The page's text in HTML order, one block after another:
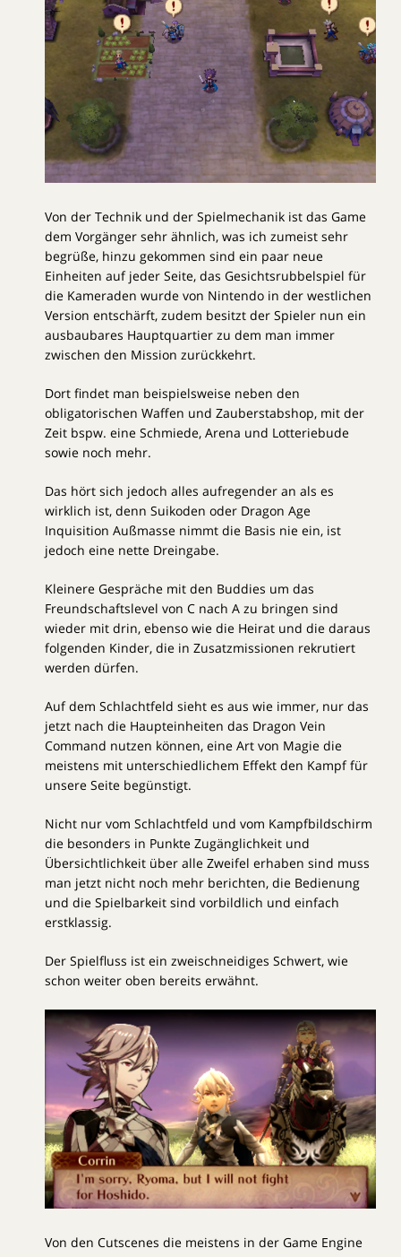
Von der Technik und der Spielmechanik ist das Game
dem Vorgänger sehr ähnlich, was ich zumeist sehr
begrüße, hinzu gekommen sind ein paar neue
Einheiten auf jeder Seite, das Gesichtsrubbelspiel für
die Kameraden wurde von Nintendo in der westlichen
Version entschärft, zudem besitzt der Spieler nun ein
ausbaubares Hauptquartier zu dem man immer
zwischen den Mission zurückkehrt.
Dort findet man beispielsweise neben den
obligatorischen Waffen und Zauberstabshop, mit der
Zeit bspw. eine Schmiede, Arena und Lotteriebude
sowie noch mehr.
Das hört sich jedoch alles aufregender an als es
wirklich ist, denn Suikoden oder Dragon Age
Inquisition Außmasse nimmt die Basis nie ein, ist
jedoch eine nette Dreingabe.
Kleinere Gespräche mit den Buddies um das
Freundschaftslevel von C nach A zu bringen sind
wieder mit drin, ebenso wie die Heirat und die daraus
folgenden Kinder, die in Zusatzmissionen rekrutiert
werden dürfen.
Auf dem Schlachtfeld sieht es aus wie immer, nur das
jetzt nach die Haupteinheiten das Dragon Vein
Command nutzen können, eine Art von Magie die
meistens mit unterschiedlichem Effekt den Kampf für
unsere Seite begünstigt.
Nicht nur vom Schlachtfeld und vom Kampfbildschirm
die besonders in Punkte Zugänglichkeit und
Übersichtlichkeit über alle Zweifel erhaben sind muss
man jetzt nicht noch mehr berichten, die Bedienung
und die Spielbarkeit sind vorbildlich und einfach
erstklassig.
Der Spielfluss ist ein zweischneidiges Schwert, wie
schon weiter oben bereits erwähnt.
Von den Cutscenes die meistens in der Game Engine